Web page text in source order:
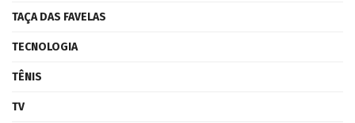
TAÇA DAS FAVELAS
TECNOLOGIA
TÊNIS
TV